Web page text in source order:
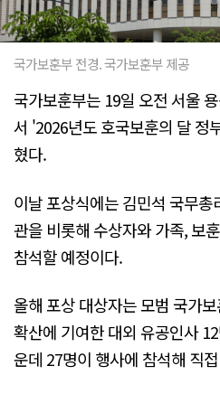
국가보훈부 전경. 국가보훈부 제공
국가보훈부는 19일 오전 서울
서 '2026년도 호국보훈의 달 정
혔다.
이날 포상식에는 김민석 국무
관을 비롯해 수상자와 가족, 보
참석할 예정이다.
올해 포상 대상자는 모범 국가
확산에 기여한 대외 유공인사
운데 27명이 행사에 참석해 직